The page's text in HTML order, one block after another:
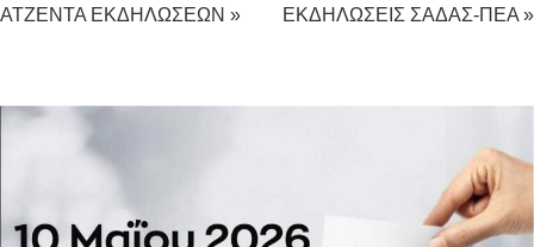
ΑΤΖΕΝΤΑ ΕΚΔΗΛΩΣΕΩΝ » ΕΚΔΗΛΩΣΕΙΣ ΣΑΔΑΣ-ΠΕΑ »